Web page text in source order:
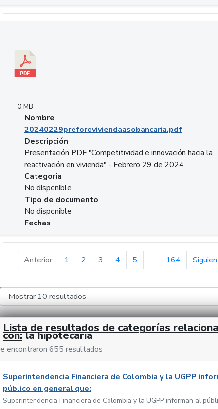
0 MB
Nombre
20240229preforoviviendaasobancaria.pdf
Descripción
Presentación PDF "Competitividad e innovación hacia la
reactivación en vivienda" - Febrero 29 de 2024
Categoria
No disponible
Tipo de documento
No disponible
Fechas
Anteriorpágina anterior
1 2 3 4 5 ... 164
Lista de resultados de categorías
con: la hipotecaria
encontraron 655 resultados
Superintendencia Financiera de Colombia y la UGPP
público en general que:
Superintendencia Financiera de Colombia y la UGPP informan al